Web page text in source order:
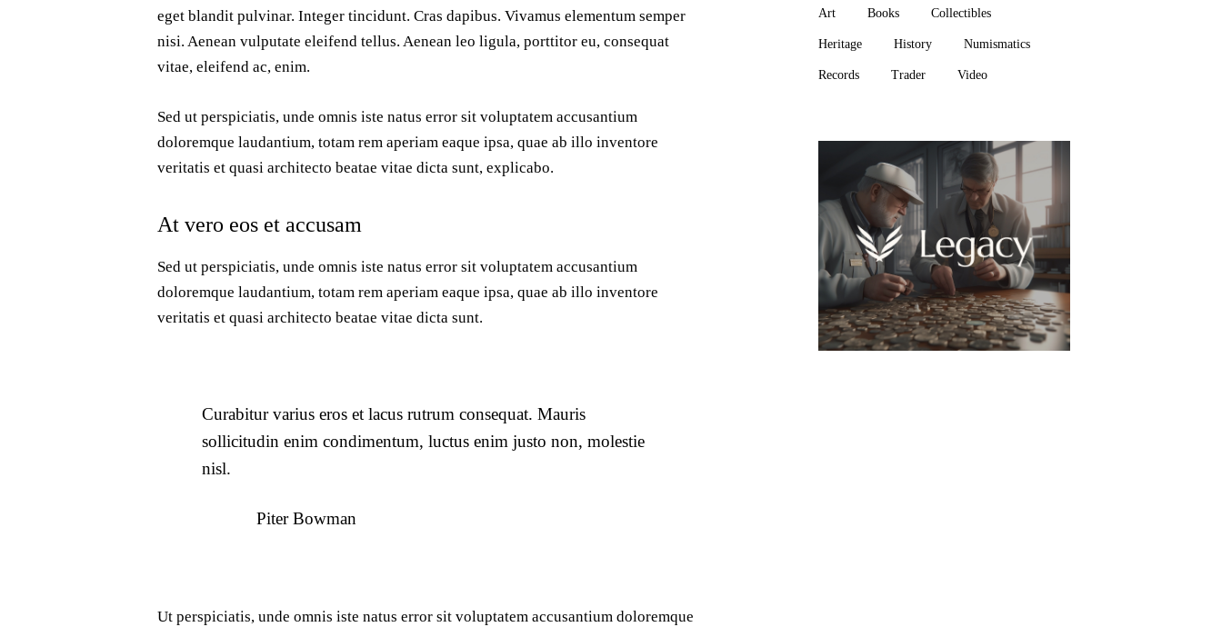
eget blandit pulvinar. Integer tincidunt. Cras dapibus. Vivamus elementum semper
nisi. Aenean vulputate eleifend tellus. Aenean leo ligula, porttitor eu, consequat
vitae, eleifend ac, enim.
Sed ut perspiciatis, unde omnis iste natus error sit voluptatem accusantium
doloremque laudantium, totam rem aperiam eaque ipsa, quae ab illo inventore
veritatis et quasi architecto beatae vitae dicta sunt, explicabo.
At vero eos et accusam
Sed ut perspiciatis, unde omnis iste natus error sit voluptatem accusantium
doloremque laudantium, totam rem aperiam eaque ipsa, quae ab illo inventore
veritatis et quasi architecto beatae vitae dicta sunt.
Curabitur varius eros et lacus rutrum consequat. Mauris
sollicitudin enim condimentum, luctus enim justo non, molestie
nisl.
Piter Bowman
Ut perspiciatis, unde omnis iste natus error sit voluptatem accusantium doloremque
Art Books Collectibles
Heritage History Numismatics
Records Trader Video